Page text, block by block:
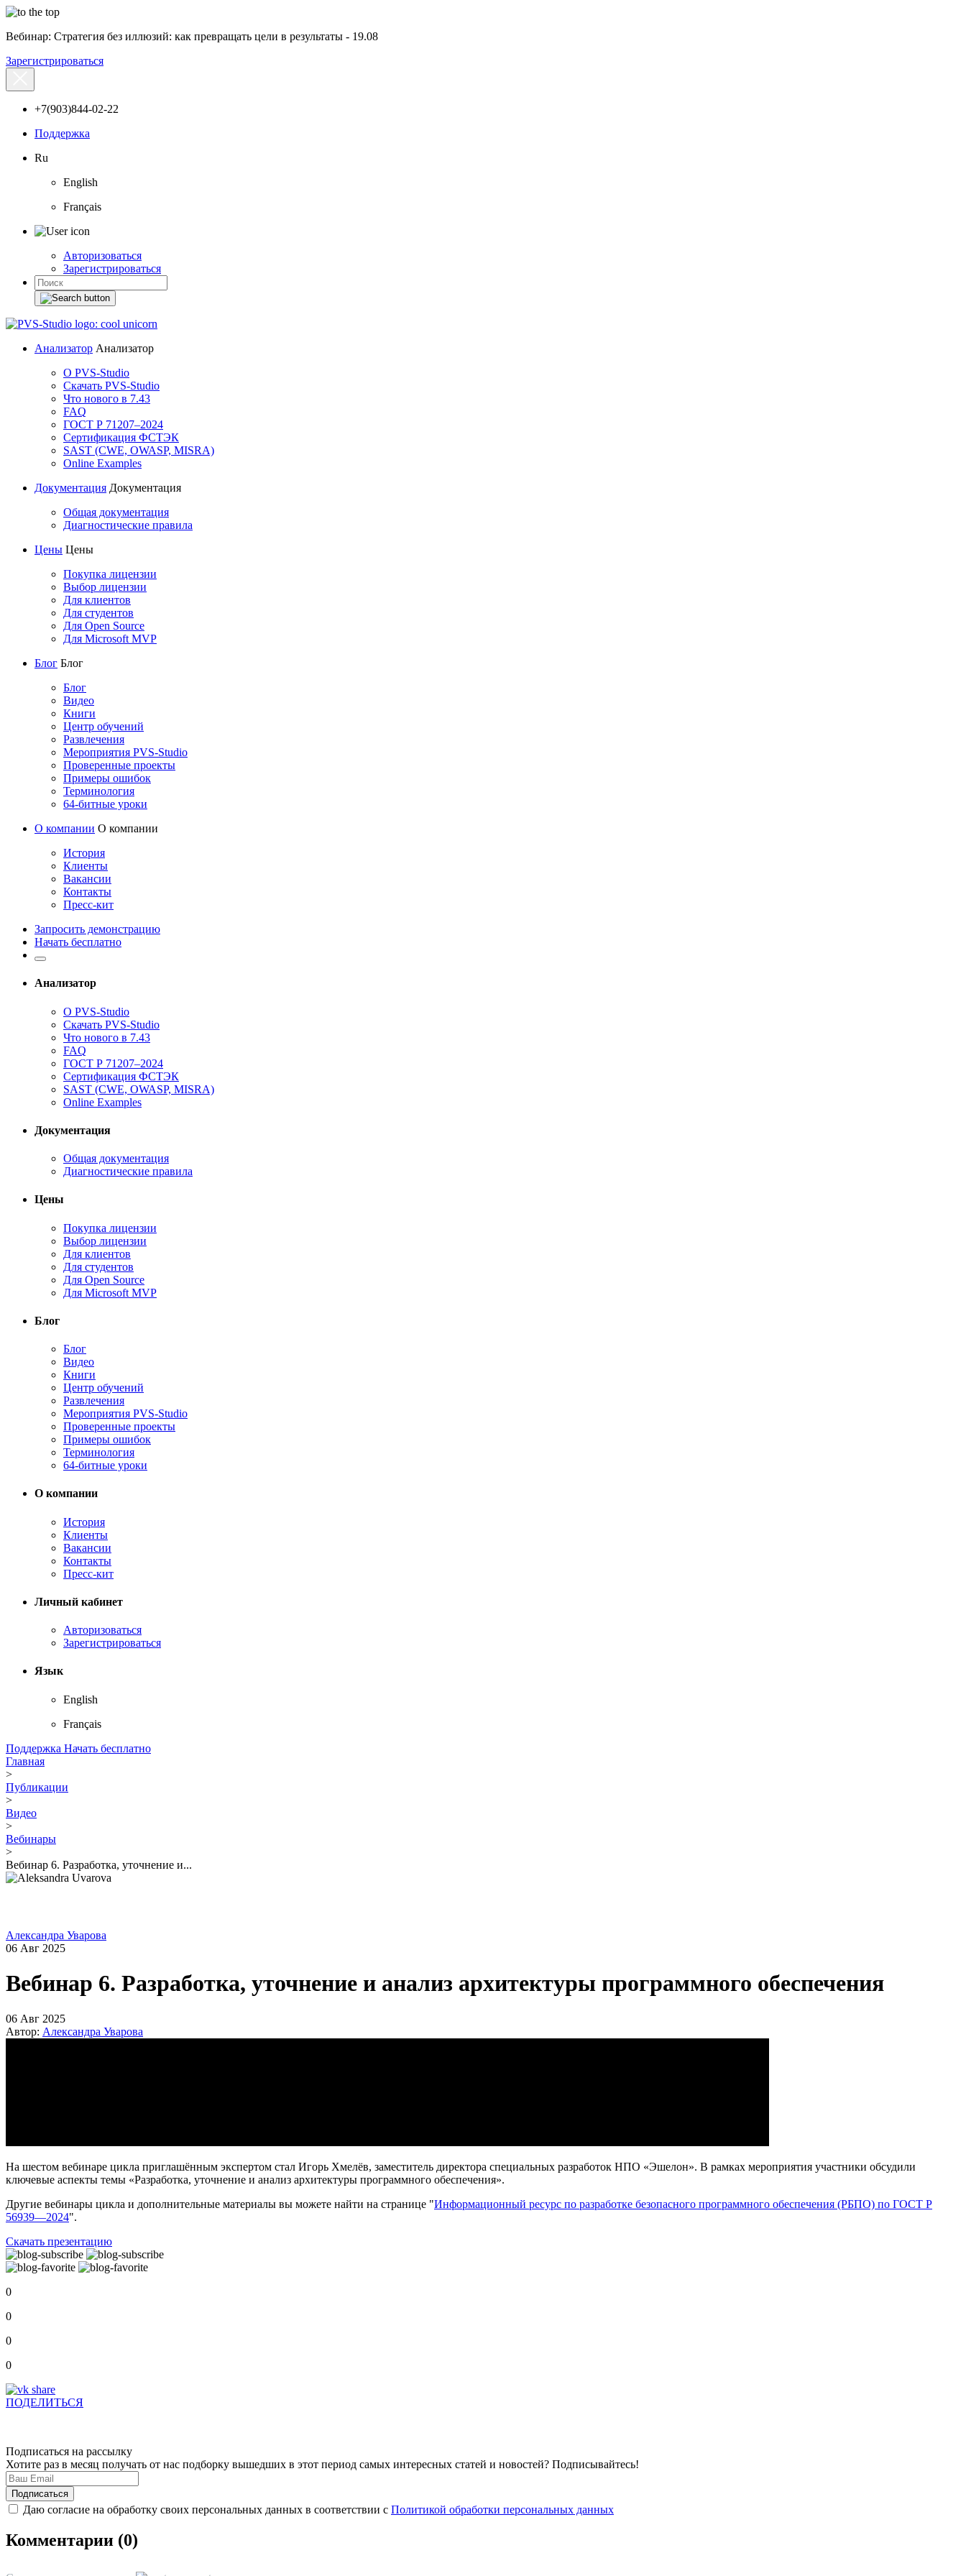
Вебинар: Стратегия без иллюзий: как превращать цели в результаты - 19.08
Зарегистрироваться
+7(903)844-02-22
Поддержка
Ru
English
Français
Авторизоваться
Зарегистрироваться
Анализатор Анализатор
О PVS-Studio
Скачать PVS-Studio
Что нового в 7.43
FAQ
ГОСТ Р 71207–2024
Сертификация ФСТЭК
SAST (CWE, OWASP, MISRA)
Online Examples
Документация Документация
Общая документация
Диагностические правила
Цены Цены
Покупка лицензии
Выбор лицензии
Для клиентов
Для студентов
Для Open Source
Для Microsoft MVP
Блог Блог
Блог
Видео
Книги
Центр обучений
Развлечения
Мероприятия PVS-Studio
Проверенные проекты
Примеры ошибок
Терминология
64-битные уроки
О компании О компании
История
Клиенты
Вакансии
Контакты
Пресс-кит
Запросить демонстрацию
Начать бесплатно
Анализатор
О PVS-Studio
Скачать PVS-Studio
Что нового в 7.43
FAQ
ГОСТ Р 71207–2024
Сертификация ФСТЭК
SAST (CWE, OWASP, MISRA)
Online Examples
Документация
Общая документация
Диагностические правила
Цены
Покупка лицензии
Выбор лицензии
Для клиентов
Для студентов
Для Open Source
Для Microsoft MVP
Блог
Блог
Видео
Книги
Центр обучений
Развлечения
Мероприятия PVS-Studio
Проверенные проекты
Примеры ошибок
Терминология
64-битные уроки
О компании
История
Клиенты
Вакансии
Контакты
Пресс-кит
Личный кабинет
Авторизоваться
Зарегистрироваться
Язык
English
Français
Поддержка Начать бесплатно
Главная
>
Публикации
>
Видео
>
Вебинары
>
Вебинар 6. Разработка, уточнение и...
Александра Уварова
06 Авг 2025
Вебинар 6. Разработка, уточнение и анализ архитектуры программного обеспечения
06 Авг 2025
Автор: Александра Уварова
На шестом вебинаре цикла приглашённым экспертом стал Игорь Хмелёв, заместитель директора специальных разработок НПО «Эшелон». В рамках мероприятия участники обсудили
ключевые аспекты темы «Разработка, уточнение и анализ архитектуры программного обеспечения».
Другие вебинары цикла и дополнительные материалы вы можете найти на странице "Информационный ресурс по разработке безопасного программного обеспечения (РБПО) по ГОСТ Р
56939—2024".
Скачать презентацию
0
0
0
0
ПОДЕЛИТЬСЯ
Подписаться на рассылку
Хотите раз в месяц получать от нас подборку вышедших в этот период самых интересных статей и новостей? Подписывайтесь!
Даю согласие на обработку своих персональных данных в соответствии с Политикой обработки персональных данных
Комментарии (0)